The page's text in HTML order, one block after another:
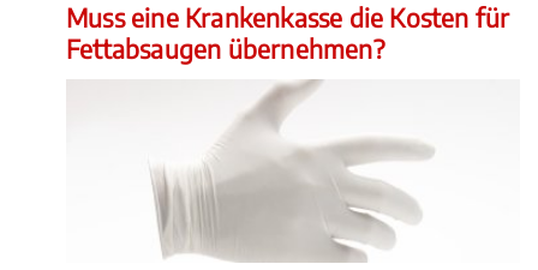
Muss eine Krankenkasse die Kosten für
Fettabsaugen übernehmen?